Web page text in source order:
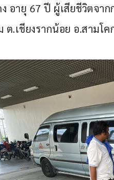
อายุ 67 ปี ผู้เสียชีวิตจา
ต.เชียงรากน้อย อ.สามโ